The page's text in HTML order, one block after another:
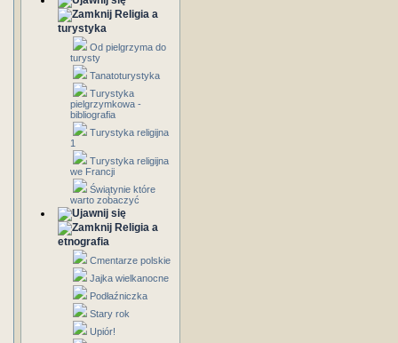
Religia a
turystyka
Od pielgrzyma do
turysty
Tanatoturystyka
Turystyka
pielgrzymkowa -
bibliografia
Turystyka religijna
1
Turystyka religijna
we Francji
Świątynie które
warto zobaczyć
Religia a
etnografia
Cmentarze polskie
Jajka wielkanocne
Podłaźniczka
Stary rok
Upiór!